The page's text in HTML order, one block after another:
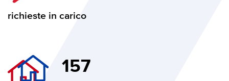
richieste in carico
157